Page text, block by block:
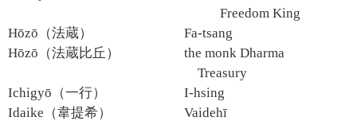
Freedom King
Hōzō（法蔵）
Fa-tsang
Hōzō（法蔵比丘）
the monk Dharma
Treasury
Ichigyō（一行）
I-hsing
Idaike（韋提希）
Vaidehī